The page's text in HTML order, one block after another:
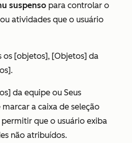
suspenso para controlar o
atividades que o usuário
os [objetos], [Objetos] da
.
da equipe ou Seus
a caixa de seleção
permitir que o usuário exiba
não atribuídos.